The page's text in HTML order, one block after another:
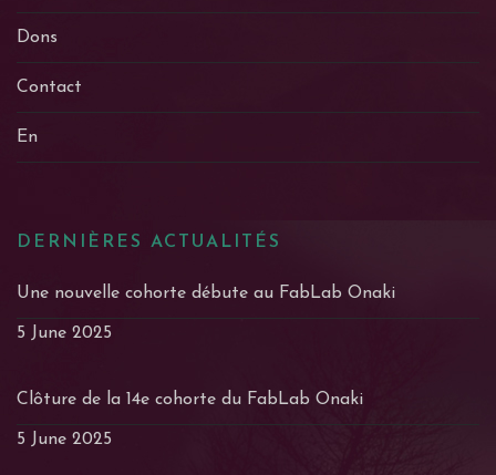
Dons
Contact
En
DERNIÈRES ACTUALITÉS
Une nouvelle cohorte débute au FabLab Onaki
5 June 2025
Clôture de la 14e cohorte du FabLab Onaki
5 June 2025